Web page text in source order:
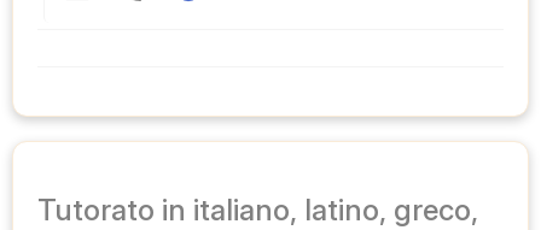
Tutorato in italiano, latino, greco,